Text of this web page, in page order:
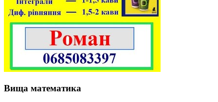
Вища математика